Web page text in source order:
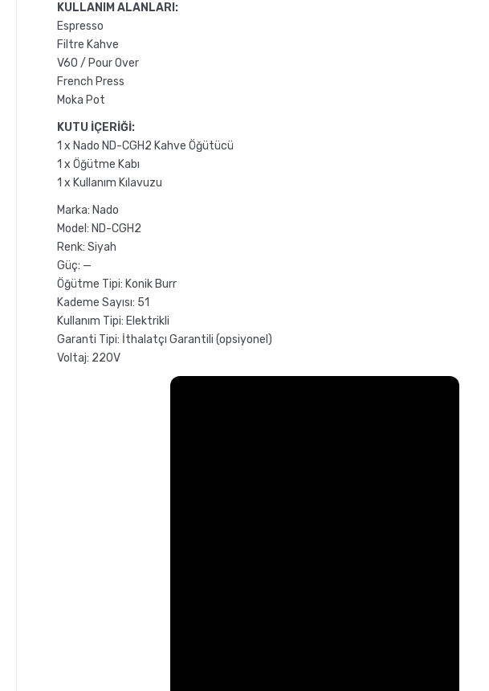
KULLANIM ALANLARI:
Espresso
Filtre Kahve
V60 / Pour Over
French Press
Moka Pot
KUTU İÇERİĞİ:
1 x Nado ND-CGH2 Kahve Öğütücü
1 x Öğütme Kabı
1 x Kullanım Kılavuzu
Marka: Nado
Model: ND-CGH2
Renk: Siyah
Güç: —
Öğütme Tipi: Konik Burr
Kademe Sayısı: 51
Kullanım Tipi: Elektrikli
Garanti Tipi: İthalatçı Garantili (opsiyonel)
Voltaj: 220V